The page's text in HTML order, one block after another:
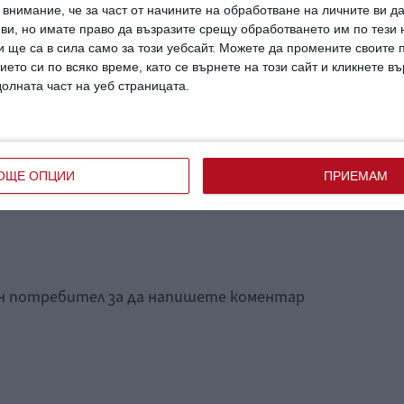
че за част от начините на обработване на личните ви
ви, но имате право да възразите срещу обработването им по тези
ще са в сила само за този уебсайт. Можете да промените своите
си по всяко време, като се върнете на този сайт и кликнете
част на уеб страницата.
ОПЦИИ ПРИЕМАМ
Детето не иска в
количката. Защо
потребител за да напишете коментар